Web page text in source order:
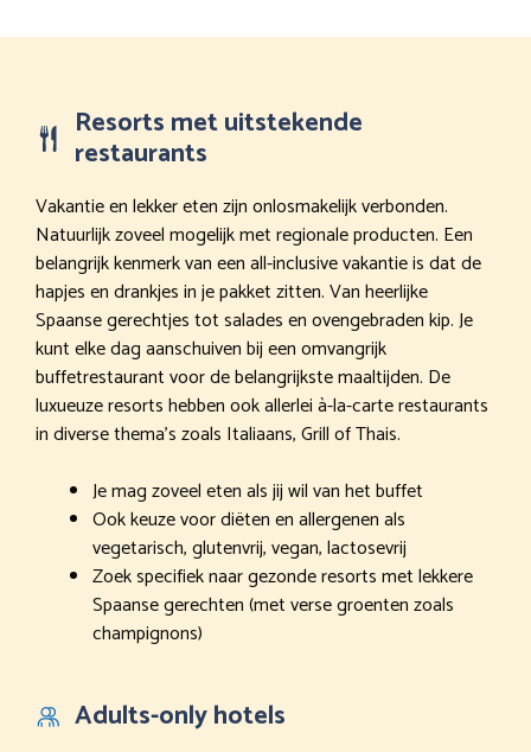
Resorts met uitstekende
restaurants
Vakantie en lekker eten zijn onlosmakelijk verbonden.
Natuurlijk zoveel mogelijk met regionale producten. Een
belangrijk kenmerk van een all-inclusive vakantie is dat de
hapjes en drankjes in je pakket zitten. Van heerlijke
Spaanse gerechtjes tot salades en ovengebraden kip. Je
kunt elke dag aanschuiven bij een omvangrijk
buffetrestaurant voor de belangrijkste maaltijden. De
luxueuze resorts hebben ook allerlei à-la-carte restaurants
in diverse thema’s zoals Italiaans, Grill of Thais.
Je mag zoveel eten als jij wil van het buffet
Ook keuze voor diëten en allergenen als
vegetarisch, glutenvrij, vegan, lactosevrij
Zoek specifiek naar gezonde resorts met lekkere
Spaanse gerechten (met verse groenten zoals
champignons)
Adults-only hotels